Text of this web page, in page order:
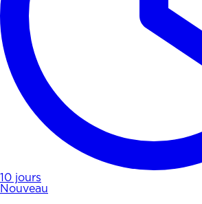
10 jours
Nouveau